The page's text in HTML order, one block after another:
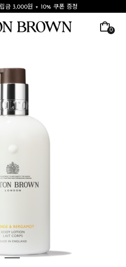
금 3,000원 + 10% 쿠폰 증정
0